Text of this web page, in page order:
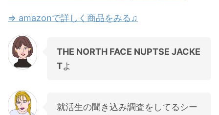
⇒ amazonで詳しく商品をみる♫
THE NORTH FACE NUPTSE JACKE
Tよ
就活生の聞き込み調査をしてるシー